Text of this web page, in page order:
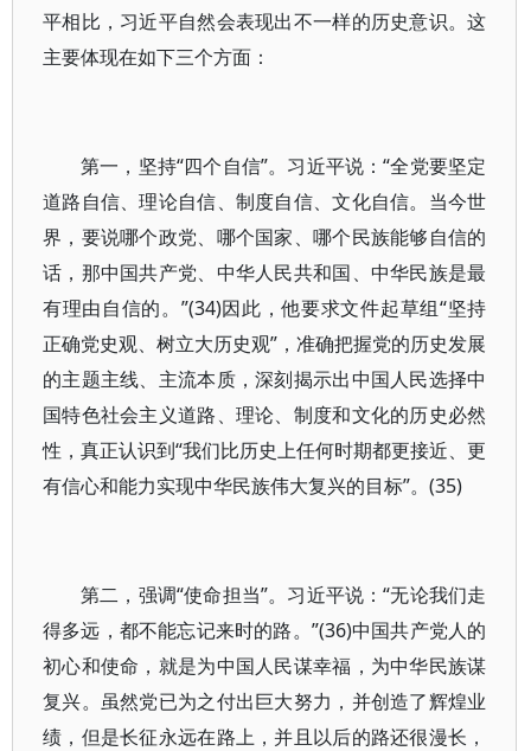
平相比，习近平自然会表现出不一样的历史意识。这
主要体现在如下三个方面：
第一，坚持“四个自信”。习近平说：“全党要坚定
道路自信、理论自信、制度自信、文化自信。当今世
界，要说哪个政党、哪个国家、哪个民族能够自信的
话，那中国共产党、中华人民共和国、中华民族是最
有理由自信的。”(34)因此，他要求文件起草组“坚持
正确党史观、树立大历史观”，准确把握党的历史发展
的主题主线、主流本质，深刻揭示出中国人民选择中
国特色社会主义道路、理论、制度和文化的历史必然
性，真正认识到“我们比历史上任何时期都更接近、更
有信心和能力实现中华民族伟大复兴的目标”。(35)
第二，强调“使命担当”。习近平说：“无论我们走
得多远，都不能忘记来时的路。”(36)中国共产党人的
初心和使命，就是为中国人民谋幸福，为中华民族谋
复兴。虽然党已为之付出巨大努力，并创造了辉煌业
绩，但是长征永远在路上，并且以后的路还很漫长，